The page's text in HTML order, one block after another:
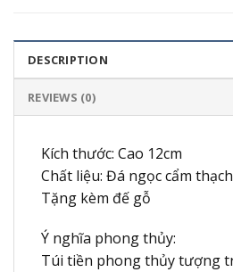
DESCRIPTION
REVIEWS (0)
Kích thước: Cao 12cm
Chất liệu: Đá ngọc cẩm
Tặng kèm đế gỗ
Ý nghĩa phong thủy:
Túi tiền phong thủy tượng